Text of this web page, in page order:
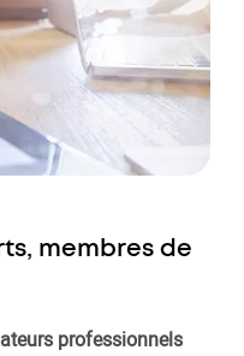
membres de
professionnels